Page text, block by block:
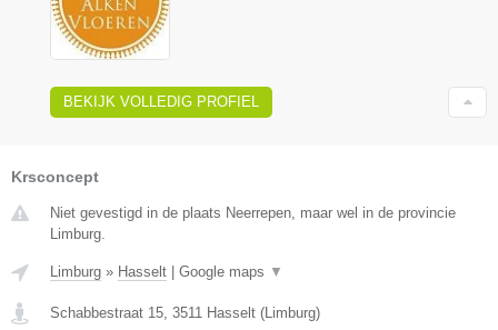
BEKIJK VOLLEDIG PROFIEL
Krsconcept
Niet gevestigd in de plaats Neerrepen, maar wel in de provincie
Limburg.
Limburg » Hasselt Google maps ▼
Schabbestraat 15, 3511 Hasselt (Limburg)